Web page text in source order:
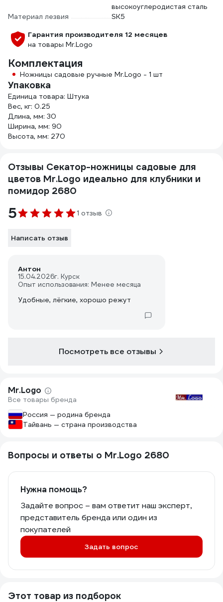
Материал лезвия
высокоуглеродистая сталь
SK5
Гарантия производителя 12 месяцев
на товары Mr.Logo
Комплектация
Ножницы садовые ручные Mr.Logo - 1 шт
Упаковка
Единица товара: Штука
Вес, кг: 0.25
Длина, мм: 30
Ширина, мм: 90
Высота, мм: 270
Отзывы Секатор-ножницы садовые для
цветов Mr.Logo идеально для клубники и
помидор 2680
5 1 отзыв
Написать отзыв
Антон
15.04.2026г. Курск
Опыт использования: Менее месяца
Удобные, лёгкие, хорошо режут
Посмотреть все отзывы
Mr.Logo
Все товары бренда
Россия — родина бренда
Тайвань — страна производства
Вопросы и ответы о Mr.Logo 2680
Нужна помощь?
Задайте вопрос – вам ответит наш эксперт,
представитель бренда или один из
покупателей
Задать вопрос
Этот товар из подборок